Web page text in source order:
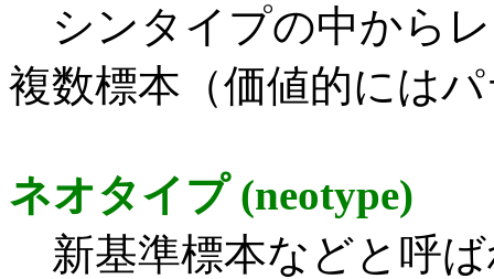
シンタイプの中から
複数標本（価値的には
ネオタイプ (neotype)
新基準標本などと呼